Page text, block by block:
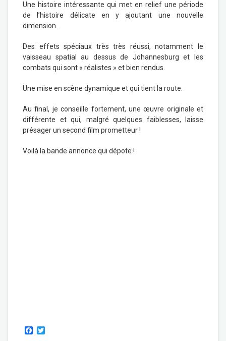
Une histoire intéressante qui met en relief une période
de l’histoire délicate en y ajoutant une nouvelle
dimension.
Des effets spéciaux très très réussi, notamment le
vaisseau spatial au dessus de Johannesburg et les
combats qui sont « réalistes » et bien rendus.
Une mise en scène dynamique et qui tient la route.
Au final, je conseille fortement, une œuvre originale et
différente et qui, malgré quelques faiblesses, laisse
présager un second film prometteur !
Voilà la bande annonce qui dépote !
F